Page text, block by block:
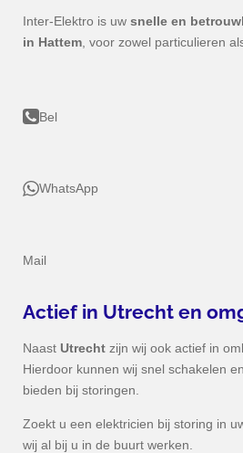
Inter-Elektro is uw snelle en
in Hattem , voor zowel particulieren
Bel
WhatsApp
Mail
Actief in Utrecht en
Naast Utrecht zijn wij ook actief in
Hierdoor kunnen wij snel schakelen
bieden bij storingen.
Zoekt u een elektricien bij storing in
wij al bij u in de buurt werken.